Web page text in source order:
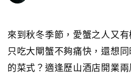
來到秋冬季節，愛蟹之人又
只吃大閘蟹不夠痛快，還想
的菜式？適逢歷山酒店開業